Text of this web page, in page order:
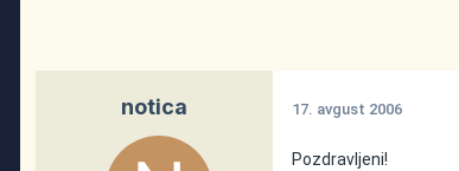
notica 17. avgust 2006
Pozdravljeni!